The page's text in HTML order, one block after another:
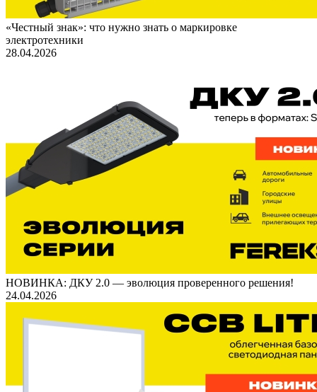
«Честный знак»: что нужно знать о маркировке
электротехники
28.04.2026
НОВИНКА: ДКУ 2.0 — эволюция проверенного решения!
24.04.2026